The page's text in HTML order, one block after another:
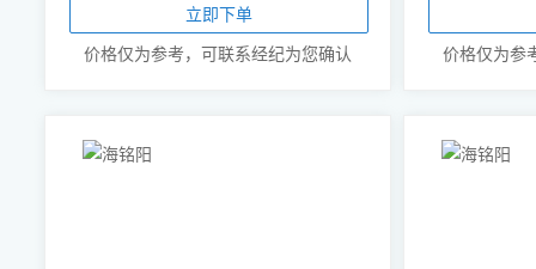
立即下单
价格仅为参考，可联系经纪为您确认
价格仅为参